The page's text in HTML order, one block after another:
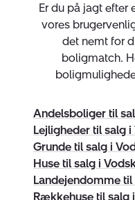
Vi skræddersyr
mening for dig.
bliver præsenteret på
SalesStyling
kan vi
kan se sig selv i
Trænger din bolig til
vi medNybolig Visual
som muligt for
behøver ikke være en
Er du på jagt efter
vores
det nemt for
boligmatch.
Andelsboliger til
Lejligheder til salg
Grunde til salg i
Huse til salg i
Landejendomme
Rækkehuse til salg